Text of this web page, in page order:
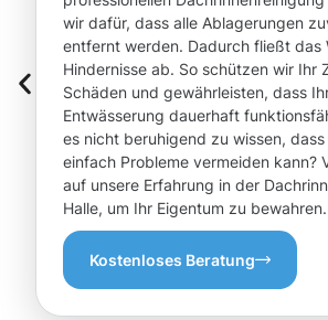
wir dafür, dass alle Ablagerungen
entfernt werden. Dadurch fließt das
Hindernisse ab. So schützen wir Ihr
Schäden und gewährleisten, dass
Entwässerung dauerhaft
es nicht beruhigend zu wissen, dass
einfach Probleme vermeiden kann?
auf unsere Erfahrung in der
Halle, um Ihr Eigentum zu bewahren.
Kostenloses Beratung